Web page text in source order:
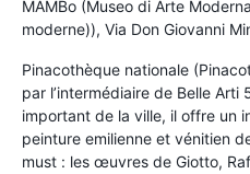
MAMBo (Museo di Arte
moderne)), Via Don Giovanni
Pinacothèque nationale
par l’intermédiaire de Belle Arti
important de la ville, il offre un
peinture emilienne et vénitien
must : les œuvres de Giotto,